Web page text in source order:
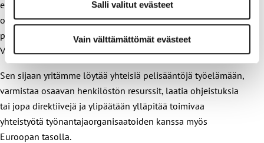
Salli valitut evästeet
Vain välttämättömät evästeet
edunvalvontatyötä, jota kotimaassakin tehdään. EU:lla ei ole
oikeutta puuttua esimerkiksi palkkoihin, joten
palkkaneuvotteluja ei EU-tasolla käydä.
Vähimmäispalkkadirektiivi tosin koetteli näitä rajoja,
Sen sijaan yritämme löytää yhteisiä pelisääntöjä työelämään,
varmistaa osaavan henkilöstön resurssit, laatia ohjeistuksia
tai jopa direktiivejä ja ylipäätään ylläpitää toimivaa
yhteistyötä työnantajaorganisaatoiden kanssa myös
Euroopan tasolla.